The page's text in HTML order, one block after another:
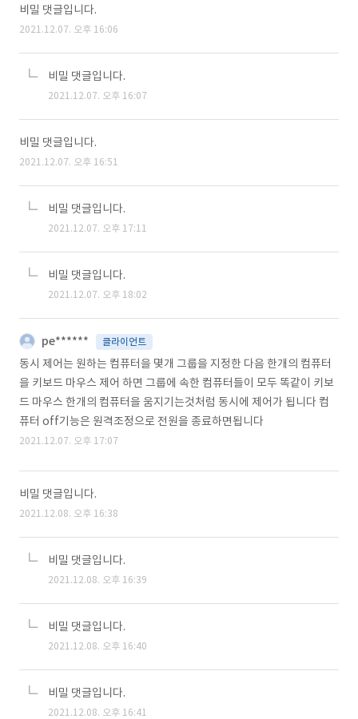
비밀 댓글입니다.
2021.12.07. 오후 16:06
비밀 댓글입니다.
2021.12.07. 오후 16:07
비밀 댓글입니다.
2021.12.07. 오후 16:51
비밀 댓글입니다.
2021.12.07. 오후 17:11
비밀 댓글입니다.
2021.12.07. 오후 18:02
pe****** 클라이언트
동시 제어는 원하는 컴퓨터을 몇개 그룹을 지정한 다음 한개의 컴퓨터
을 키보드 마우스 제어 하면 그룹에 속한 컴퓨터들이 모두 똑같이 키보
드 마우스 한개의 컴퓨터을 움지기는것처럼 동시에 제어가 됩니다 컴
퓨터 off기능은 원격조정으로 전원을 종료하면됩니다
2021.12.07. 오후 17:07
비밀 댓글입니다.
2021.12.08. 오후 16:38
비밀 댓글입니다.
2021.12.08. 오후 16:39
비밀 댓글입니다.
2021.12.08. 오후 16:40
비밀 댓글입니다.
2021.12.08. 오후 16:41